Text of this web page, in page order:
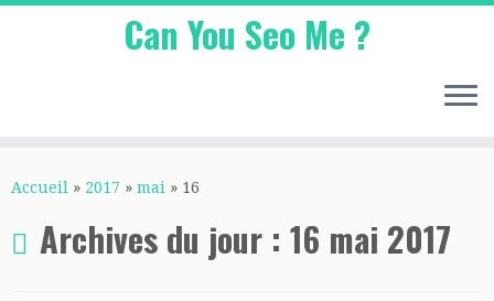
au
Can You Seo Me ?
Accueil » 2017 » mai » 16
Archives du jour : 16 mai 2017